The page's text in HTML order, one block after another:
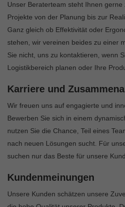
Unser Beraterteam steht Ihnen
Projekte von der Planung bis zur
Ganz gleich ob Effektivität oder
stehen, wir vereinen beides zu einer
Sie nicht, uns zu kontaktieren, wenn
Logistikbereich planen oder Ihre
Karriere und
Wir freuen uns auf engagierte und
Bewerben Sie sich in einem
nutzen Sie die Chance, Teil eines
nach neuen Lösungen sucht. Für
suchen nur das Beste für unsere
Kundenmeinungen
Unsere Kunden schätzen unsere